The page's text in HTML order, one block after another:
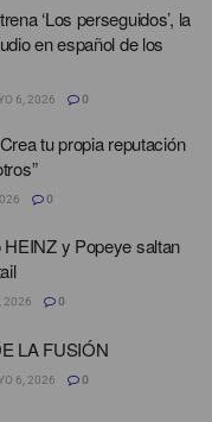
‘Los perseguidos’, la
en español de los
6, 2026 0
tu propia reputación
0
y Popeye saltan
2026 0
LA FUSIÓN
6, 2026 0